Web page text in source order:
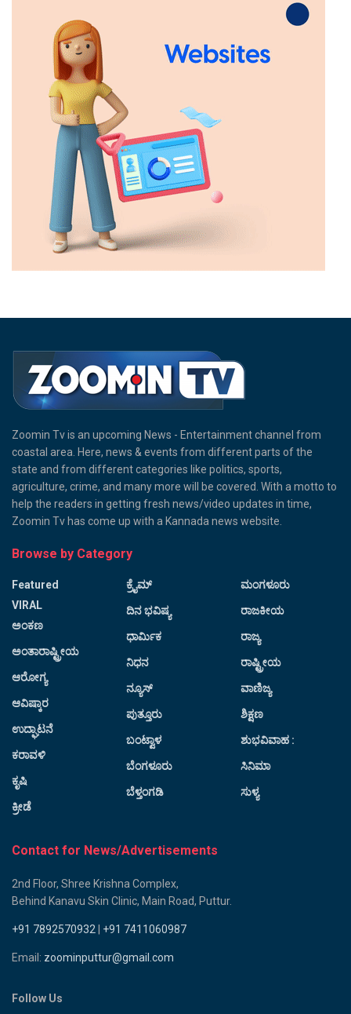
Zoomin Tv is an upcoming News - Entertainment channel from
coastal area. Here, news & events from different parts of the
state and from different categories like politics, sports,
agriculture, crime, and many more will be covered. With a motto to
help the readers in getting fresh news/video updates in time,
Zoomin Tv has come up with a Kannada news website.
Browse by Category
Featured
VIRAL
ಅಂಕಣ
ಅಂತಾರಾಷ್ಟ್ರೀಯ
ಆರೋಗ್ಯ
ಆವಿಷ್ಕಾರ
ಉದ್ಘಾಟನೆ
ಕರಾವಳಿ
ಕೃಷಿ
ಕ್ರೀಡೆ
ಕ್ರೈಮ್
ದಿನ ಭವಿಷ್ಯ
ಧಾರ್ಮಿಕ
ನಿಧನ
ನ್ಯೂಸ್
ಪುತ್ತೂರು
ಬಂಟ್ವಾಳ
ಬೆಂಗಳೂರು
ಬೆಳ್ತಂಗಡಿ
ಮಂಗಳೂರು
ರಾಜಕೀಯ
ರಾಜ್ಯ
ರಾಷ್ಟ್ರೀಯ
ವಾಣಿಜ್ಯ
ಶಿಕ್ಷಣ
ಶುಭವಿವಾಹ :
ಸಿನಿಮಾ
ಸುಳ್ಯ
Contact for News/Advertisements
2nd Floor, Shree Krishna Complex,
Behind Kanavu Skin Clinic, Main Road, Puttur.
+91 7892570932 | +91 7411060987
Email: zoominputtur@gmail.com
Follow Us